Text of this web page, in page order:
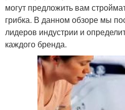
могут предложить вам
грибка. В данном обзоре мы
лидеров индустрии и
каждого бренда.